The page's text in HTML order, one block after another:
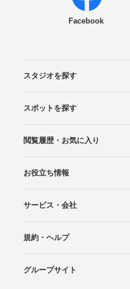
Facebook
スタジオを探す
エリアから探す
こだわりから探す
NEW PHOTO STYLE
プランから探す
フォトタイプ診断
フォトグラファーから探す
国内リゾートから探す
スポットを探す
ロケーションから探す
スタジオから探す
閲覧履歴・お気に入り
閲覧スタジオ
お気に入り
お役立ち情報
Wedding Photo マガジン
はじめてガイド
サービス・会社
Photoraitとは
スタジオの掲載について
お問い合わせ
運営会社
サイトマップ
規約・ヘルプ
プライバシーポリシー
利用規約
ヘルプ
グループサイト